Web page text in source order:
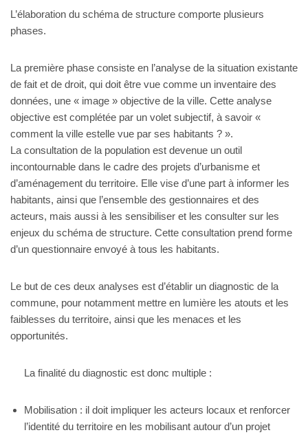
L’élaboration du schéma de structure comporte plusieurs
phases.
La première phase consiste en l’analyse de la situation existante
de fait et de droit, qui doit être vue comme un inventaire des
données, une « image » objective de la ville. Cette analyse
objective est complétée par un volet subjectif, à savoir «
comment la ville estelle vue par ses habitants ? ».
La consultation de la population est devenue un outil
incontournable dans le cadre des projets d’urbanisme et
d’aménagement du territoire. Elle vise d’une part à informer les
habitants, ainsi que l’ensemble des gestionnaires et des
acteurs, mais aussi à les sensibiliser et les consulter sur les
enjeux du schéma de structure. Cette consultation prend forme
d’un questionnaire envoyé à tous les habitants.
Le but de ces deux analyses est d’établir un diagnostic de la
commune, pour notamment mettre en lumière les atouts et les
faiblesses du territoire, ainsi que les menaces et les
opportunités.
La finalité du diagnostic est donc multiple :
Mobilisation : il doit impliquer les acteurs locaux et renforcer
l’identité du territoire en les mobilisant autour d’un projet